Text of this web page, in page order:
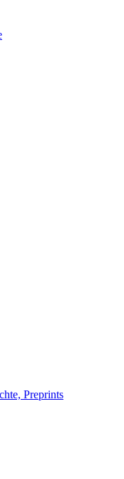
Preprints